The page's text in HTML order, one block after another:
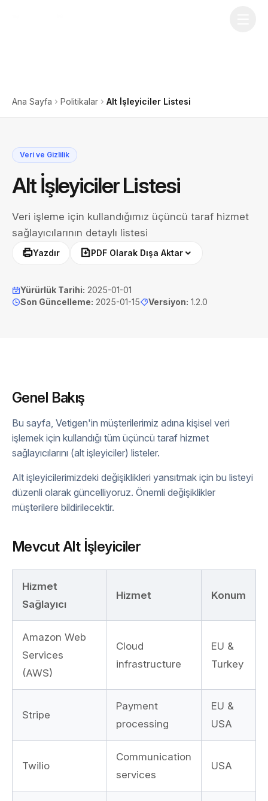
Ana Sayfa Politikalar Alt İşleyiciler Listesi
Veri ve Gizlilik
Alt İşleyiciler Listesi
Veri işleme için kullandığımız üçüncü taraf hizmet
sağlayıcılarının detaylı listesi
Yazdır PDF Olarak Dışa Aktar
Yürürlük Tarihi: 2025-01-01
Son Güncelleme: 2025-01-15 Versiyon: 1.2.0
Genel Bakış
Bu sayfa, Vetigen'in müşterilerimiz adına kişisel veri
işlemek için kullandığı tüm üçüncü taraf hizmet
sağlayıcılarını (alt işleyiciler) listeler.
Alt işleyicilerimizdeki değişiklikleri yansıtmak için bu listeyi
düzenli olarak güncelliyoruz. Önemli değişiklikler
müşterilere bildirilecektir.
Mevcut Alt İşleyiciler
Hizmet
Sağlayıcı
Hizmet Konum
Amazon Web
Services
(AWS)
Cloud
infrastructure
EU &
Turkey
Stripe
Payment
processing
EU &
USA
Twilio
Communication
services
USA